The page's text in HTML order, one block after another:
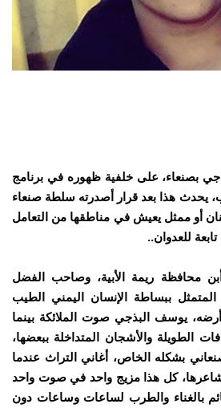
بصنعاء، على خلفية ظهوره في برنامج
يحدث هذا بعد قرار أصدرته سلطة صنعاء
أو ممثل يعيش في مناطقها من التعامل
للعدوان..
محافظة ريمة الأبية، وصاحب الفضل
المتمثل ببساطة الإنسان اليمني الطيب
يوسف البذجي صوت الملائكة بينما
الطويلة والأشجان المتداخلة ببعضها،
بشكله الخاص، أغاني التراث عندما
كل هذا مزيج واحد في صوت واحد
بالغناء والطرب لساعات وساعات دون